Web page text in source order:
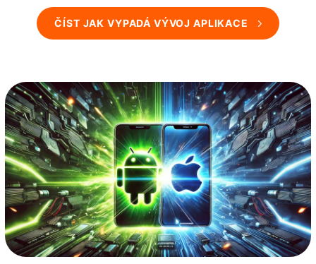
ČÍST JAK VYPADÁ VÝVOJ APLIKACE